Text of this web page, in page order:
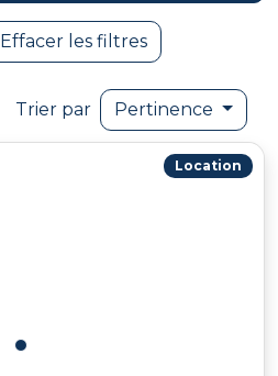
Effacer les filtres
Trier par Pertinence
Location